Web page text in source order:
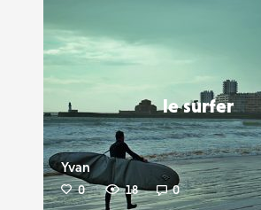
le surfer
Yvan
0 18 0